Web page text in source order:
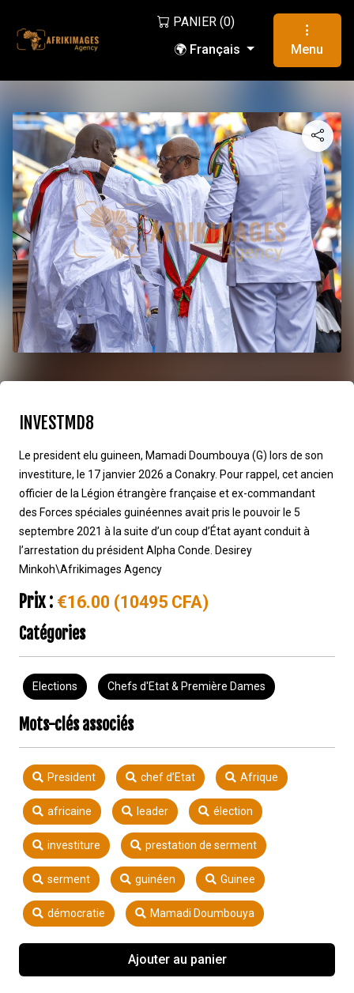
PANIER (0)
🌍 Français
Menu
INVESTMD8
Le president elu guineen, Mamadi Doumbouya (G) lors de son
investiture, le 17 janvier 2026 a Conakry. Pour rappel, cet ancien
officier de la Légion étrangère française et ex-commandant
des Forces spéciales guinéennes avait pris le pouvoir le 5
septembre 2021 à la suite d’un coup d’État ayant conduit à
l’arrestation du président Alpha Conde. Desirey
Minkoh\Afrikimages Agency
Prix : €16.00 (10495 CFA)
Catégories
Elections Chefs d'Etat & Première Dames
Mots-clés associés
President chef d’Etat Afrique
africaine leader élection
investiture prestation de serment
serment guinéen Guinee
démocratie Mamadi Doumbouya
Ajouter au panier